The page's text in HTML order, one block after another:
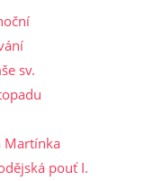
sv.
Martínka
pouť I.